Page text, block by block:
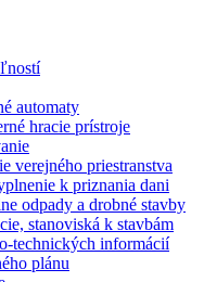
automaty
hracie prístroje
verejného priestranstva
k priznania dani
odpady a drobné stavby
stanoviská k stavbám
technických informácií
plánu